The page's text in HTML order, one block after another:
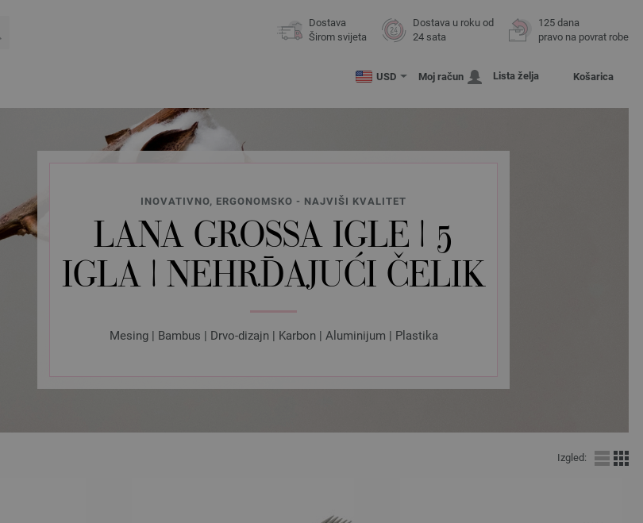
Dostava
Širom svijeta
Dostava u roku od
24 sata
125 dana
pravo na povrat robe
USD Moj račun Lista želja Košarica
INOVATIVNO, ERGONOMSKO - NAJVIŠI KVALITET
LANA GROSSA IGLE | 5
IGLA | NEHRĐAJUĆI ČELIK
Mesing | Bambus | Drvo-dizajn | Karbon | Aluminijum | Plastika
Izgled: